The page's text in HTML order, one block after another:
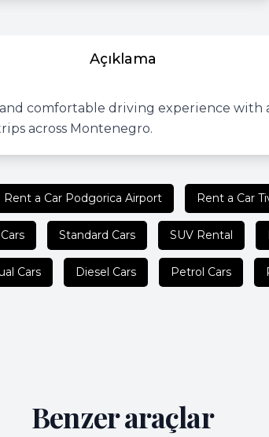
Açıklama
comfortable driving experience
across Montenegro.
Rent a Car Podgorica Airport Rent a Car
Standard Cars SUV Rental
Cars Diesel Cars Petrol Cars
Benzer araçlar